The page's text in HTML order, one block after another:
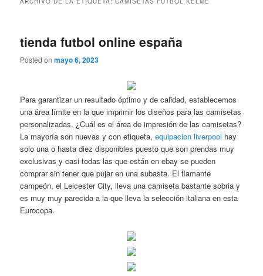
tienda futbol online españa
Posted onmayo 6, 2023
Para garantizar un resultado óptimo y de calidad, establecemos
una área límite en la que imprimir los diseños para las camisetas
personalizadas. ¿Cuál es el área de impresión de las camisetas?
La mayoría son nuevas y con etiqueta,equipacion liverpool hay
solo una o hasta diez disponibles puesto que son prendas muy
exclusivas y casi todas las que están en ebay se pueden
comprar sin tener que pujar en una subasta. El flamante
campeón, el Leicester City, lleva una camiseta bastante sobria y
es muy muy parecida a la que lleva la selección italiana en esta
Eurocopa.